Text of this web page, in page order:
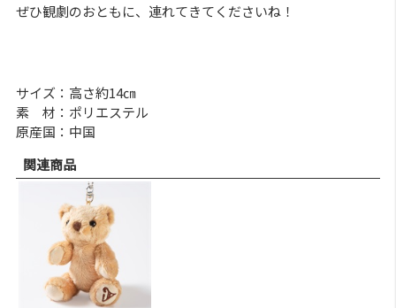
ぜひ観劇のおともに、連れてきてくださいね！
サイズ：高さ約14㎝
素 材：ポリエステル
原産国：中国
関連商品